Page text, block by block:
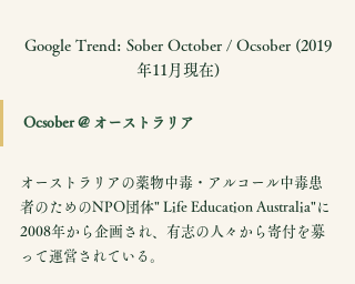
Google Trend: Sober October / Ocsober (2019
年11月現在)
Ocsober @ オーストラリア
オーストラリアの薬物中毒・アルコール中毒患
者のためのNPO団体" Life Education Australia"に
2008年から企画され、有志の人々から寄付を募
って運営されている。